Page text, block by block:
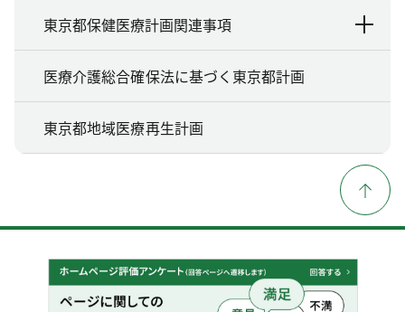
東京都保健医療計画関連事項
医療介護総合確保法に基づく東京都計画
東京都地域医療再生計画